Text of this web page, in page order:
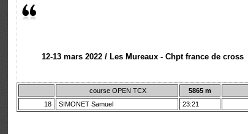
12-13 mars 2022 / Les Mureaux - Chpt france de cross
course OPEN TCX 5865 m
18
SIMONET Samuel 23:21